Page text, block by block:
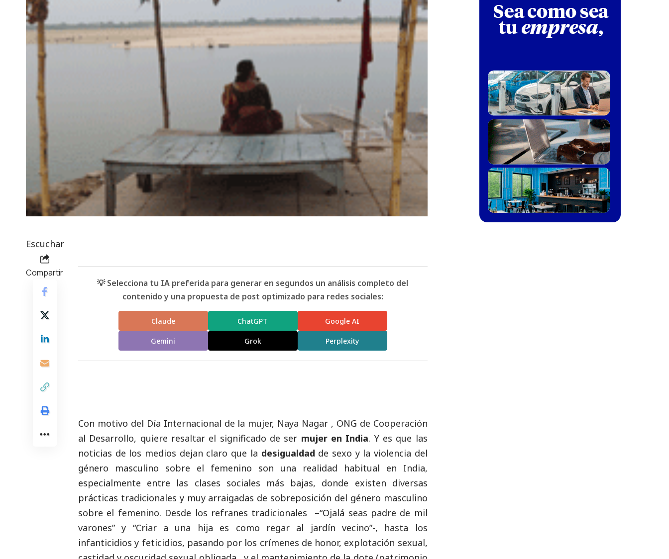
Escuchar
Compartir
💡 Selecciona tu IA preferida para generar en segundos un análisis completo del
contenido y una propuesta de post optimizado para redes sociales:
Claude ChatGPT Google AI
Gemini Grok Perplexity
Con motivo del Día Internacional de la mujer, Naya Nagar , ONG de Cooperación
al Desarrollo, quiere resaltar el significado de ser mujer en India. Y es que las
noticias de los medios dejan claro que la desigualdad de sexo y la violencia del
género masculino sobre el femenino son una realidad habitual en India,
especialmente entre las clases sociales más bajas, donde existen diversas
prácticas tradicionales y muy arraigadas de sobreposición del género masculino
sobre el femenino. Desde los refranes tradicionales –“Ojalá seas padre de mil
varones” y “Criar a una hija es como regar al jardín vecino”-, hasta los
infanticidios y feticidios, pasando por los crímenes de honor, explotación sexual,